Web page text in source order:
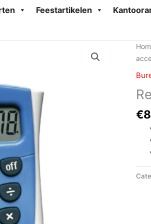
Feestartikelen
€